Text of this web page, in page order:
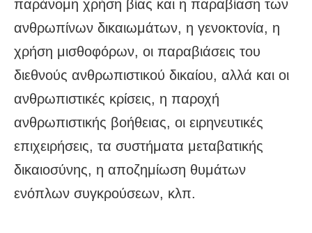
παράνομη χρήση βίας και η παραβίαση των
ανθρωπίνων δικαιωμάτων, η γενοκτονία, η
χρήση μισθοφόρων, οι παραβιάσεις του
διεθνούς ανθρωπιστικού δικαίου, αλλά και οι
ανθρωπιστικές κρίσεις, η παροχή
ανθρωπιστικής βοήθειας, οι ειρηνευτικές
επιχειρήσεις, τα συστήματα μεταβατικής
δικαιοσύνης, η αποζημίωση θυμάτων
ενόπλων συγκρούσεων, κλπ.